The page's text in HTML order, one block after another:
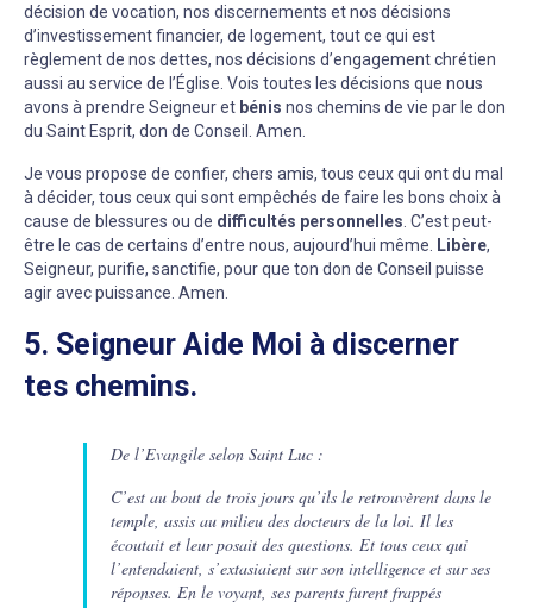
décision de vocation, nos discernements et nos décisions
d’investissement financier, de logement, tout ce qui est
règlement de nos dettes, nos décisions d’engagement chrétien
aussi au service de l’Église. Vois toutes les décisions que nous
avons à prendre Seigneur et bénis nos chemins de vie par le don
du Saint Esprit, don de Conseil. Amen.
Je vous propose de confier, chers amis, tous ceux qui ont du mal
à décider, tous ceux qui sont empêchés de faire les bons choix à
cause de blessures ou de difficultés personnelles. C’est peut-
être le cas de certains d’entre nous, aujourd’hui même. Libère,
Seigneur, purifie, sanctifie, pour que ton don de Conseil puisse
agir avec puissance. Amen.
5. Seigneur Aide Moi à discerner
tes chemins.
De l’Evangile selon Saint Luc :
C’est au bout de trois jours qu’ils le retrouvèrent dans le
temple, assis au milieu des docteurs de la loi. Il les
écoutait et leur posait des questions. Et tous ceux qui
l’entendaient, s’extasiaient sur son intelligence et sur ses
réponses. En le voyant, ses parents furent frappés